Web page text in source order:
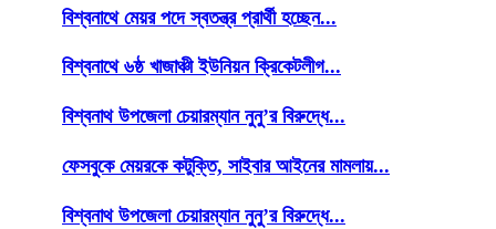
বিশ্বনাথে মেয়র পদে স্বতন্ত্র প্রার্থী হচ্ছেন...
বিশ্বনাথে ৬ষ্ঠ খাজাঞ্চী ইউনিয়ন ক্রিকেটলীগ...
বিশ্বনাথ উপজেলা চেয়ারম্যান নুনু’র বিরুদ্ধে...
ফেসবুকে মেয়রকে কটুক্তি, সাইবার আইনের মামলায়...
বিশ্বনাথ উপজেলা চেয়ারম্যান নুনু’র বিরুদ্ধে...